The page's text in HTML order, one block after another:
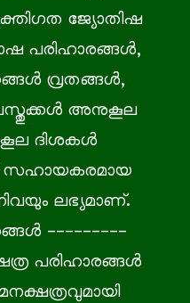
ജ്യോതിഷ
പരിഹാരങ്ങൾ,
വ്രതങ്ങൾ,
അനുകൂല
ദിശകൾ
സഹായകരമായ
ലഭ്യമാണ്.
---------
പരിഹാരങ്ങൾ